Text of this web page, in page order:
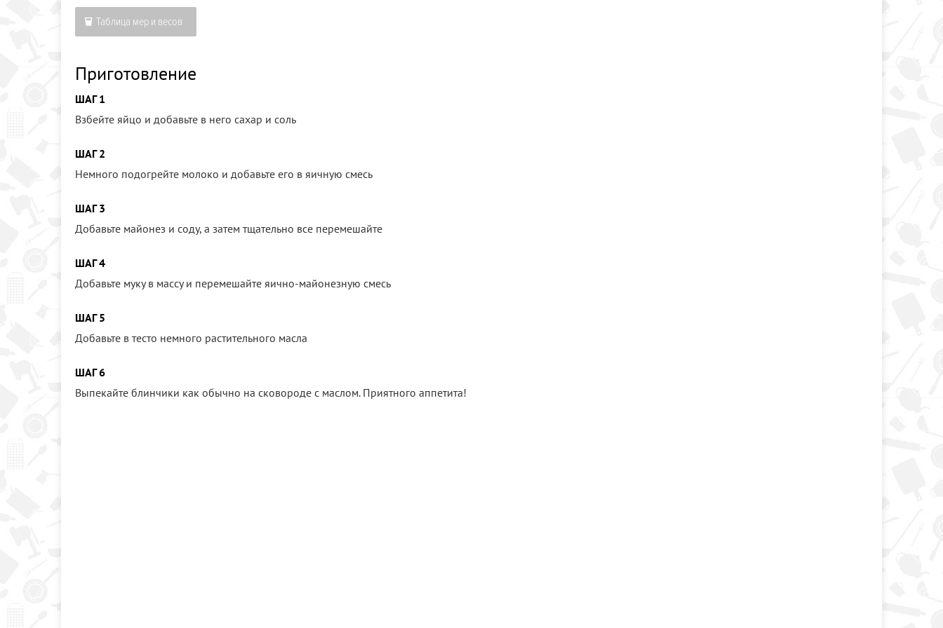
Таблица мер и весов
Приготовление
ШАГ 1
Взбейте яйцо и добавьте в него сахар и соль
ШАГ 2
Немного подогрейте молоко и добавьте его в яичную смесь
ШАГ 3
Добавьте майонез и соду, а затем тщательно все перемешайте
ШАГ 4
Добавьте муку в массу и перемешайте яично-майонезную смесь
ШАГ 5
Добавьте в тесто немного растительного масла
ШАГ 6
Выпекайте блинчики как обычно на сковороде с маслом. Приятного аппетита!